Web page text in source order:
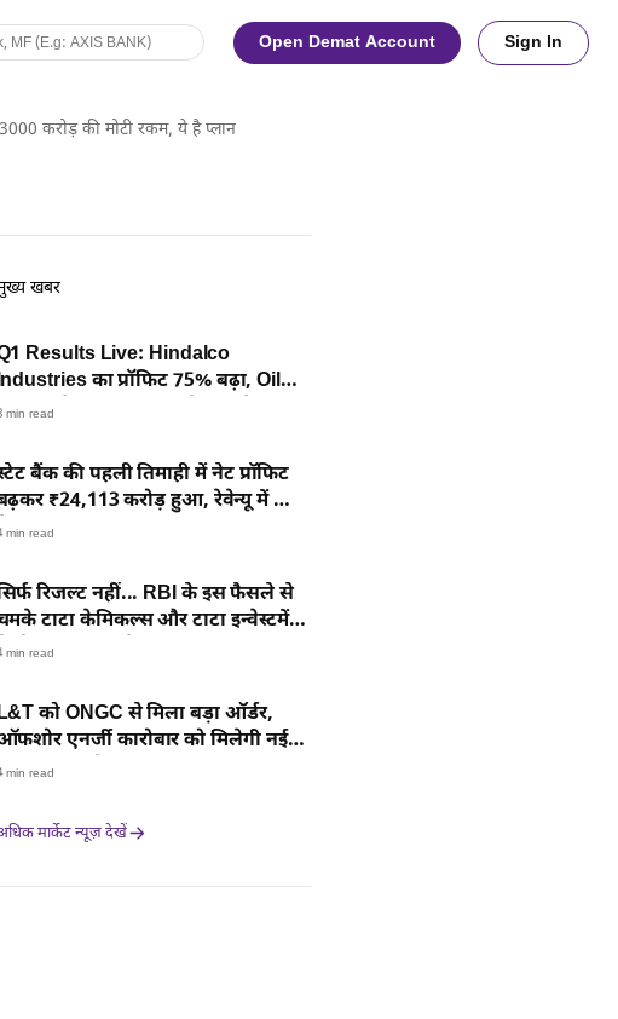
Open Demat Account Sign In
करोड़ की मोटी रकम, ये है प्लान
खबर
Results Live: Hindalco
का प्रॉफिट 75% बढ़ा, Oil
समेत कई कंपनियों के नतीजे जल्द
min read
बैंक की पहली तिमाही में नेट प्रॉफिट
₹24,113 करोड़ हुआ, रेवेन्यू में भी
min read
रिजल्ट नहीं... RBI के इस फैसले से
टाटा केमिकल्स और टाटा इन्वेस्टमेंट
शेयर, समझें डीटेल
min read
को ONGC से मिला बड़ा ऑर्डर,
एनर्जी कारोबार को मिलेगी नई
हर डीटेल यहां
min read
मार्केट न्यूज़ देखें